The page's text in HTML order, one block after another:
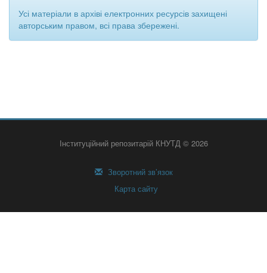
Усі матеріали в архіві електронних ресурсів захищені
авторським правом, всі права збережені.
Інституційний репозитарій КНУТД © 2026
Зворотний зв’язок
Карта сайту